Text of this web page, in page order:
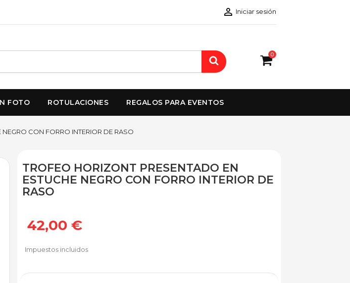
 Iniciar sesión
0
FOTO ROTULACIONES REGALOS PARA EVENTOS
CON FORRO INTERIOR DE RASO
TROFEO HORIZONT PRESENTADO EN
ESTUCHE NEGRO CON FORRO INTERIOR DE
RASO
42,00 €
Impuestos incluidos